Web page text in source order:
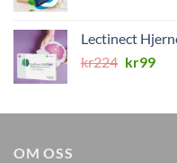
kr346.
Lectinect
kr224
kr224.
kr99
OM OSS